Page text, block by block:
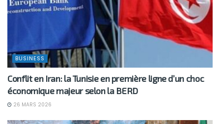
BUSINESS
Conflit en Iran: la Tunisie en première ligne d’un choc
économique majeur selon la BERD
26 MARS 2026